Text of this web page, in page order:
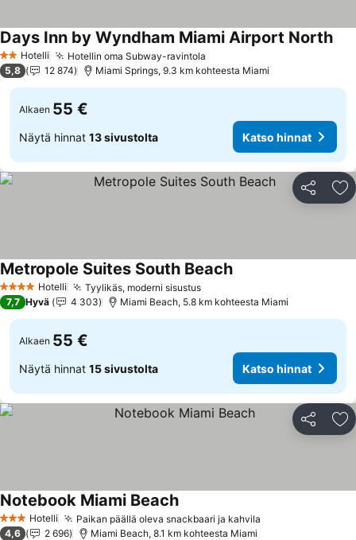
2 Tähtiluokitus
Hotelli Hotellin oma Subway-ravintola
Days Inn by Wyndham Miami Airport North
5,8 12 874 Miami Springs, 9.3 km kohteesta Miami
Alkaen 55 €
Näytä hinnat 13 sivustolta Katso hinnat
Jaa
4 Tähtiluokitus
Hotelli Tyylikäs, moderni sisustusKatso hinnat
Metropole Suites South BeachKatso hinnat
7,7 Hyvä 4 303 Miami Beach, 5.8 km kohteesta Miami
Alkaen 55 €
Näytä hinnat 15 sivustolta Katso hinnat
Jaa
3 Tähtiluokitus
Hotelli Paikan päällä oleva snackbaari ja kahvila
Notebook Miami BeachKatso hinnat
4,6 2 696 Miami Beach, 8.1 km kohteesta Miami